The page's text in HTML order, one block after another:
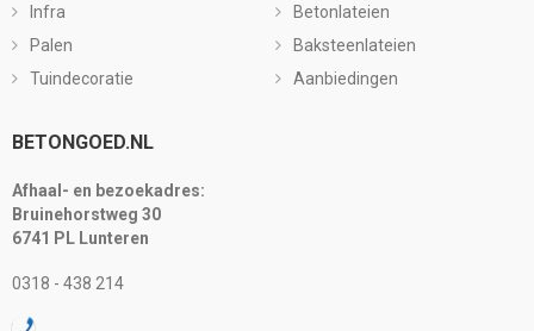
Infra
Palen
Tuindecoratie
Betonlateien
Baksteenlateien
Aanbiedingen
BETONGOED.NL
Afhaal- en bezoekadres:
Bruinehorstweg 30
6741 PL Lunteren
0318 - 438 214